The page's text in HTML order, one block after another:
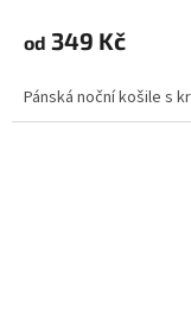
od 349 Kč
Pánská noční košile s